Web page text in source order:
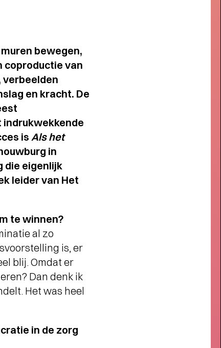
MEMBER WORDEN?
steun je ons én profiteer
veel voordelen, zoals voorrang
bij de kaartverkoop.
bewegen,
coproductie van
verbeelden
en kracht. De
indrukwekkende
is Als het
in
die eigenlijk
leider van Het
te winnen?
al zo
is, er
blij. Omdat er
Dan denk ik
Het was heel
in de zorg